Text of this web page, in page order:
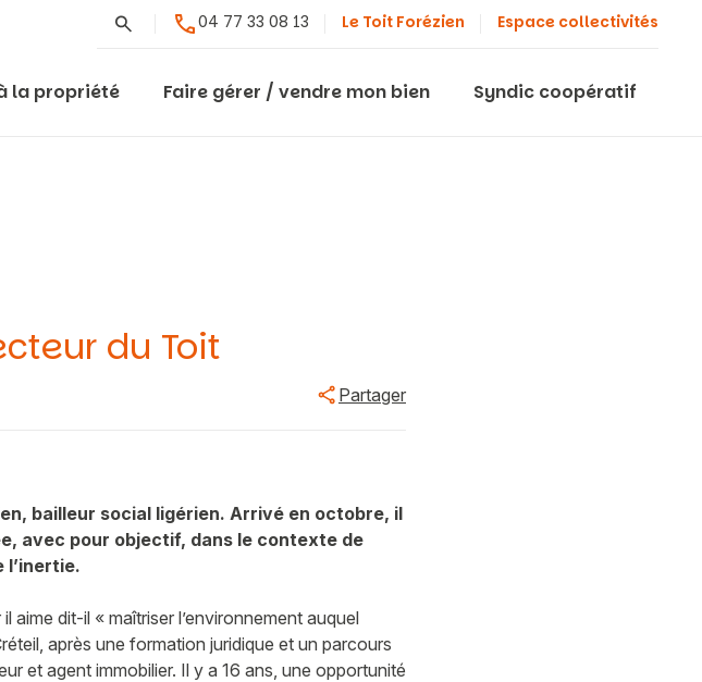
Rechercher04 77 33 08 13 Le Toit Forézien Espace collectivités
la propriété Faire gérer / vendre mon bien Syndic coopératif
du Toit
Partager
bailleur social ligérien. Arrivé en octobre, il
avec pour objectif, dans le contexte de
l’inertie.
aime dit-il « maîtriser l’environnement auquel
après une formation juridique et un parcours
et agent immobilier. Il y a 16 ans, une opportunité